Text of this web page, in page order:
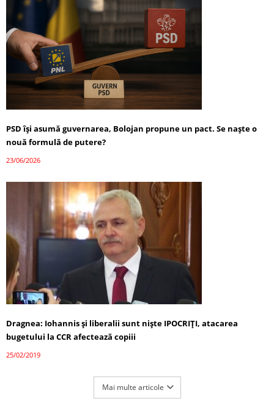
PSD își asumă guvernarea, Bolojan propune un pact. Se naște o
nouă formulă de putere?
23/06/2026
Dragnea: Iohannis şi liberalii sunt nişte IPOCRIȚI, atacarea
bugetului la CCR afectează copiii
25/02/2019
Mai multe articole